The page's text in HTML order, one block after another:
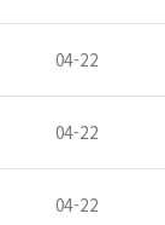
04-22
04-22
04-22